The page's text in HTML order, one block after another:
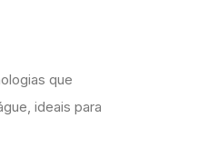
que
ideais para